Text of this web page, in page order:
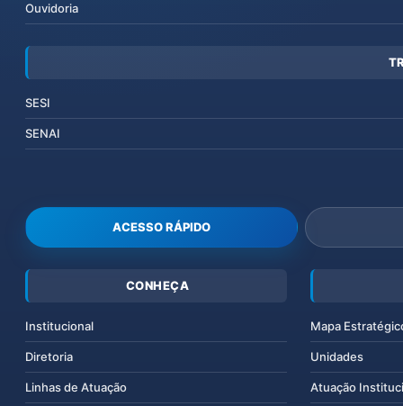
Ouvidoria
SESI
SENAI
ACESSO RÁPIDO
CONHEÇA
Institucional
Diretoria
Linhas de Atuação
Mapa
Unidades
Atuação